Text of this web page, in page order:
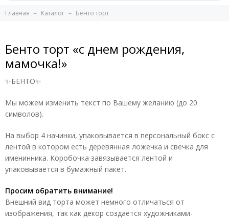
Главная Каталог Бенто торт
Бенто торт «с днем рождения,
мамочка!»
✨БЕНТО✨
Мы можем изменить текст по Вашему желанию (до 20
символов).
На выбор 4 начинки, упаковывается в персональный бокс с
лентой в котором есть деревянная ложечка и свечка для
именинника. Коробочка завязывается лентой и
упаковывается в бумажный пакет.
Просим обратить внимание!
Внешний вид торта может немного отличаться от
изображения, так как декор создаётся художниками-